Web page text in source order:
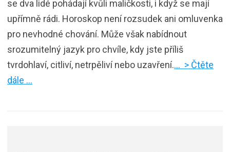
se dva lidé pohádají kvůli maličkosti, i když se mají
upřímně rádi. Horoskop není rozsudek ani omluvenka
pro nevhodné chování. Může však nabídnout
srozumitelný jazyk pro chvíle, kdy jste příliš
tvrdohlaví, citliví, netrpěliví nebo uzavření.… > Čtěte
dále …